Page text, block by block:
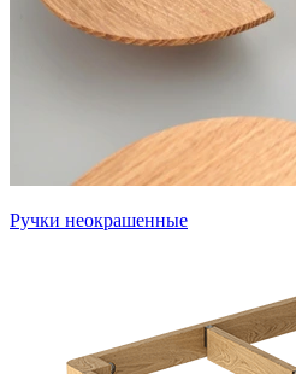
Ручки неокрашенные